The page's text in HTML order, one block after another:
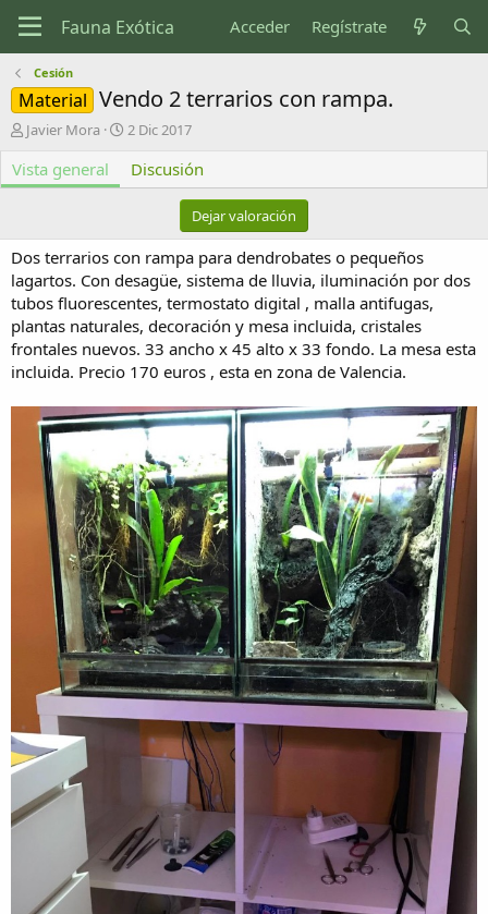
Acceder Regístrate
Cesión
Material Vendo 2 terrarios con rampa.
A
t
o
Javier Mora
F
c
h
c
r
e
a
c
ó
n
2 Dic 2017
Vista general Discusión
Dejar valoración
Dos terrarios con rampa para dendrobates o pequeños
lagartos. Con desagüe, sistema de lluvia, iluminación por dos
tubos fluorescentes, termostato digital , malla antifugas,
plantas naturales, decoración y mesa incluida, cristales
frontales nuevos. 33 ancho x 45 alto x 33 fondo. La mesa esta
incluida. Precio 170 euros , esta en zona de Valencia.